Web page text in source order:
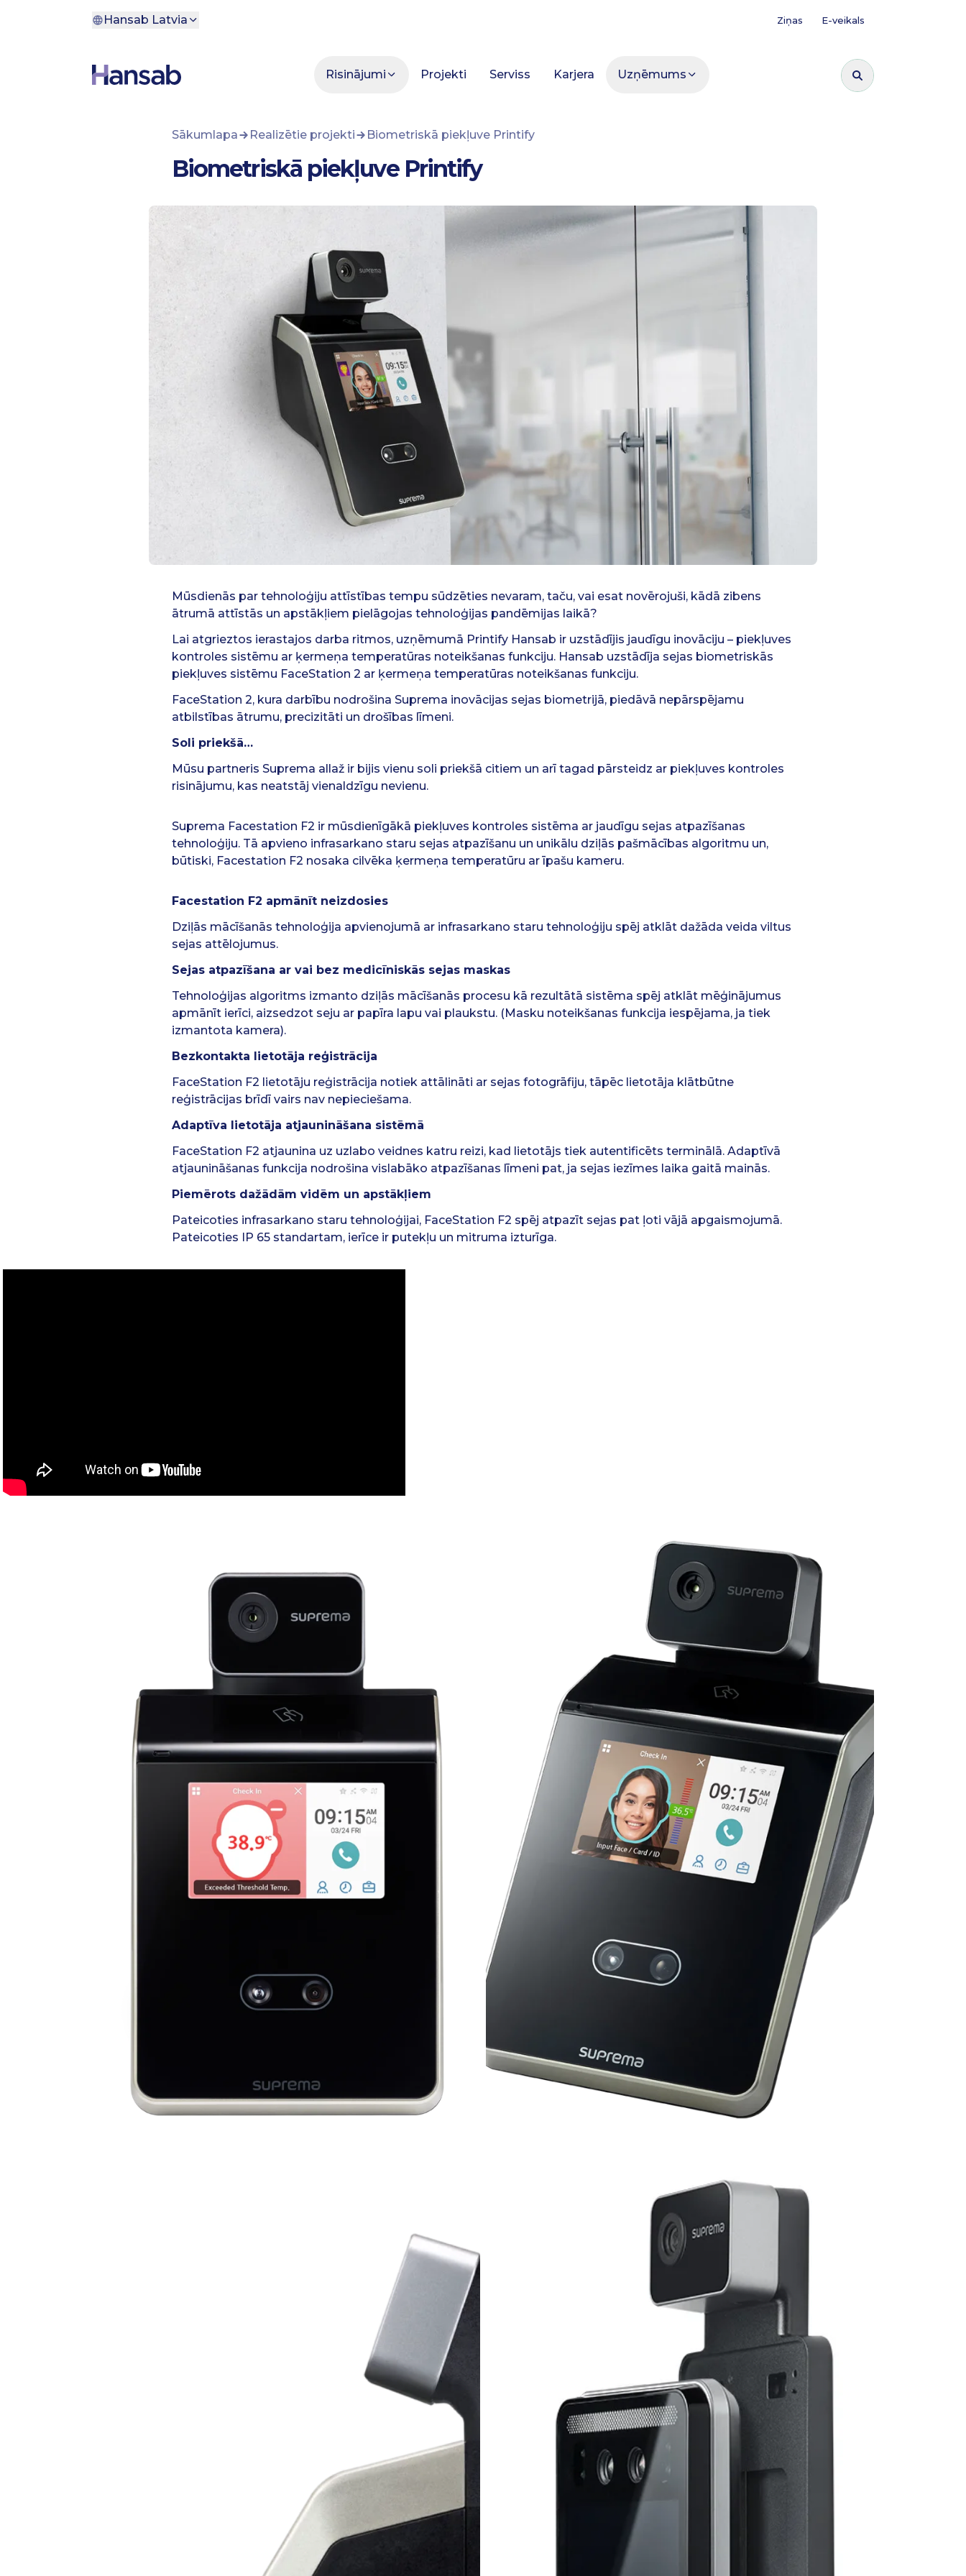
Hansab Latvia
Ziņas E-veikals
Risinājumi Projekti Serviss Karjera Uzņēmums
Meklēt:
Sākumlapa Realizētie projekti Biometriskā piekļuve Printify
Biometriskā piekļuve Printify
Mūsdienās par tehnoloģiju attīstības tempu sūdzēties nevaram, taču, vai esat novērojuši, kādā zibens
ātrumā attīstās un apstākļiem pielāgojas tehnoloģijas pandēmijas laikā?
Lai atgrieztos ierastajos darba ritmos, uzņēmumā Printify Hansab ir uzstādījis jaudīgu inovāciju – piekļuves
kontroles sistēmu ar ķermeņa temperatūras noteikšanas funkciju. Hansab uzstādīja sejas biometriskās
piekļuves sistēmu FaceStation 2 ar ķermeņa temperatūras noteikšanas funkciju.
FaceStation 2, kura darbību nodrošina Suprema inovācijas sejas biometrijā, piedāvā nepārspējamu
atbilstības ātrumu, precizitāti un drošības līmeni.
Soli priekšā…
Mūsu partneris Suprema allaž ir bijis vienu soli priekšā citiem un arī tagad pārsteidz ar piekļuves kontroles
risinājumu, kas neatstāj vienaldzīgu nevienu.
Suprema Facestation F2 ir mūsdienīgākā piekļuves kontroles sistēma ar jaudīgu sejas atpazīšanas
tehnoloģiju. Tā apvieno infrasarkano staru sejas atpazīšanu un unikālu dziļās pašmācības algoritmu un,
būtiski, Facestation F2 nosaka cilvēka ķermeņa temperatūru ar īpašu kameru.
Facestation F2 apmānīt neizdosies
Dziļās mācīšanās tehnoloģija apvienojumā ar infrasarkano staru tehnoloģiju spēj atklāt dažāda veida viltus
sejas attēlojumus.
Sejas atpazīšana ar vai bez medicīniskās sejas maskas
Tehnoloģijas algoritms izmanto dziļās mācīšanās procesu kā rezultātā sistēma spēj atklāt mēģinājumus
apmānīt ierīci, aizsedzot seju ar papīra lapu vai plaukstu. (Masku noteikšanas funkcija iespējama, ja tiek
izmantota kamera).
Bezkontakta lietotāja reģistrācija
FaceStation F2 lietotāju reģistrācija notiek attālināti ar sejas fotogrāfiju, tāpēc lietotāja klātbūtne
reģistrācijas brīdī vairs nav nepieciešama.
Adaptīva lietotāja atjaunināšana sistēmā
FaceStation F2 atjaunina uz uzlabo veidnes katru reizi, kad lietotājs tiek autentificēts terminālā. Adaptīvā
atjaunināšanas funkcija nodrošina vislabāko atpazīšanas līmeni pat, ja sejas iezīmes laika gaitā mainās.
Piemērots dažādām vidēm un apstākļiem
Pateicoties infrasarkano staru tehnoloģijai, FaceStation F2 spēj atpazīt sejas pat ļoti vājā apgaismojumā.
Pateicoties IP 65 standartam, ierīce ir putekļu un mitruma izturīga.